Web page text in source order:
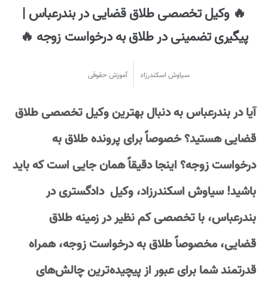
🔥 وکیل تخصصی طلاق قضایی در بندرعباس |
پیگیری تضمینی در طلاق به درخواست زوجه 🔥
سیاوش اسکندرزاد آموزش حقوقی
آیا در بندرعباس به دنبال بهترین وکیل تخصصی طلاق
قضایی هستید؟ خصوصاً برای پرونده طلاق به
درخواست زوجه؟ اینجا دقیقاً همان جایی است که باید
باشید! سیاوش اسکندرزاد، وکیل دادگستری در
بندرعباس، با تخصصی کم نظیر در زمینه طلاق
قضایی، مخصوصاً طلاق به درخواست زوجه، همراه
قدرتمند شما برای عبور از پیچیده‌ترین چالش‌های